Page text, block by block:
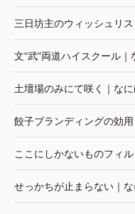
三日坊主のウィッシュリ
文“武”両道ハイスクール
土壇場のみにて咲く｜な
餃子ブランディングの効
ここにしかないものフィ
せっかちが止まらない｜